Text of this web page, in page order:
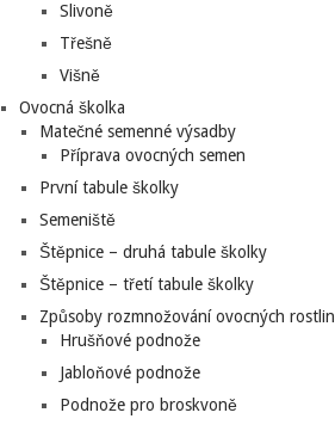
Slivoně
Třešně
Višně
Ovocná školka
Matečné semenné výsadby
Příprava ovocných semen
První tabule školky
Semeniště
Štěpnice – druhá tabule školky
Štěpnice – třetí tabule školky
Způsoby rozmnožování ovocných rostlin
Hrušňové podnože
Jabloňové podnože
Podnože pro broskvoně